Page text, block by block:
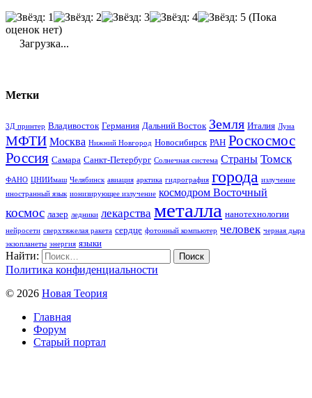
(Пока
оценок нет)
Загрузка...
Метки
3Д принтер Владивосток Германия Дальний Восток Земля Италия Луна
МФТИ Москва Нижний Новгород Новосибирск РАН Роскосмос
Россия Самара Санкт-Петербург Солнечная система Страны Томск
ФАНО ЦНИИмаш Челябинск авиация арктика гидрография города излучение
иностранный язык ионизирующее излучение космодром Восточный
космос лазер ледники лекарства металла нанотехнологии
нейросети сверхтяжелая ракета сердце фотонный компьютер человек черная дыра
экзопланеты энергия языки
Найти:
Политика конфиденциальности
© 2026 Новая Теория
Главная
Форум
Старый портал